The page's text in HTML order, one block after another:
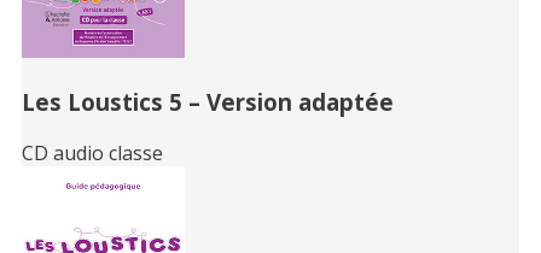
Les Loustics 5 – Version adaptée
CD audio classe